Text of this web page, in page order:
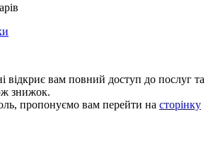
відкриє вам повний доступ до послуг та
знижок.
пропонуємо вам перейти на сторінку